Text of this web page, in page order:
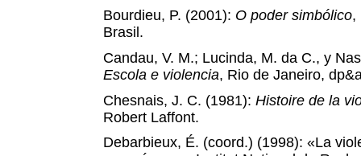
Bourdieu, P. (2001): O poder simbólico,
Brasil.
Candau, V. M.; Lucinda, M. da C., y
Escola e violencia, Rio de Janeiro,
Chesnais, J. C. (1981): Histoire de la
Robert Laffont.
Debarbieux, É. (coord.) (1998): «La